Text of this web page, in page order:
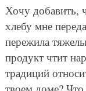
Хочу добавить,
хлебу мне
пережила
продукт чтит
традиций